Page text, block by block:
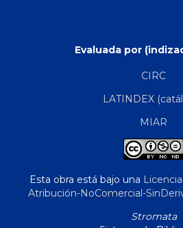
Evaluada por
CIRC
LATINDEX
MIAR
Esta obra está bajo una
Atribución-NoComercial-
Stromata